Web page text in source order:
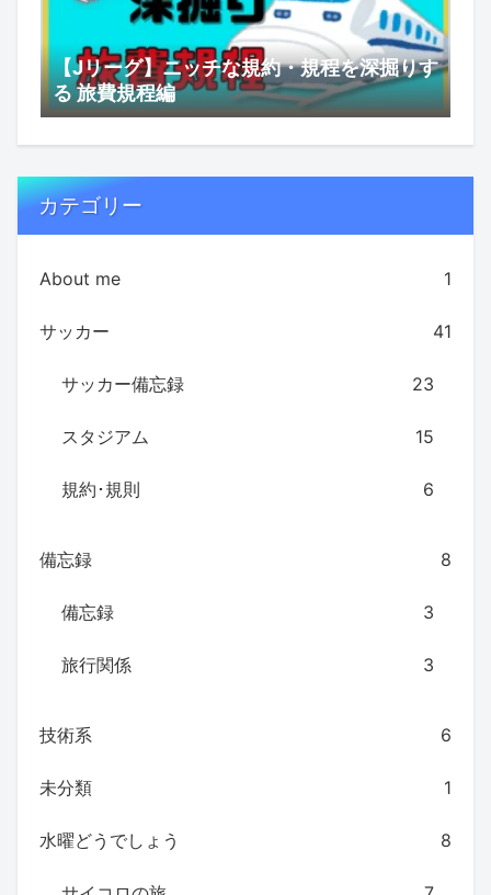
【Jリーグ】ニッチな規約・規程を深掘りす
る 旅費規程編
カテゴリー
About me 1
サッカー 41
サッカー備忘録 23
スタジアム 15
規約･規則 6
備忘録 8
備忘録 3
旅行関係 3
技術系 6
未分類 1
水曜どうでしょう 8